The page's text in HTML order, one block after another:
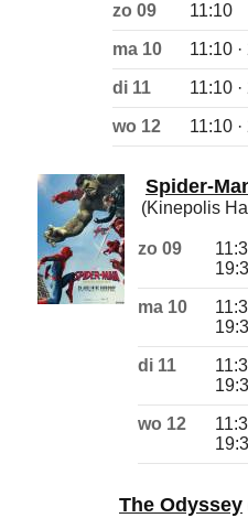
zo 09 11:10
ma 10 11:10
di 11 11:10
wo 12 11:10
Spider-
(Kinepolis
zo 09
ma 10
di 11
wo 12
The Odyssey